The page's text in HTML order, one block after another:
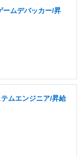
ームデバッカー/昇
ムエンジニア/昇給